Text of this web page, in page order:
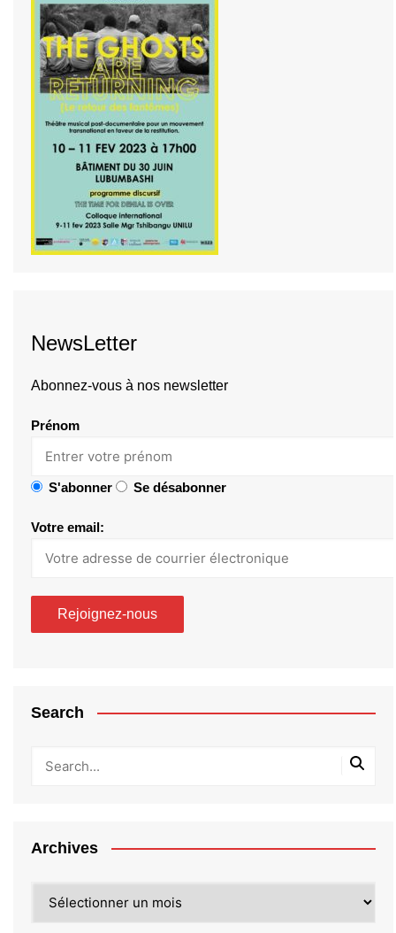
NewsLetter
Abonnez-vous à nos newsletter
Prénom
S'abonner Se désabonner
Votre email:
Search
Archives